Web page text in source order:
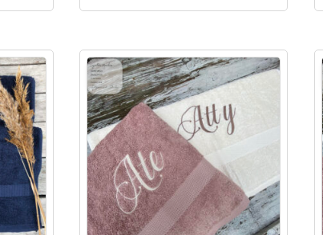
Deze
optie
kan
gekozen
worden
op
de
productpagina
Deze
optie
op
productpagina